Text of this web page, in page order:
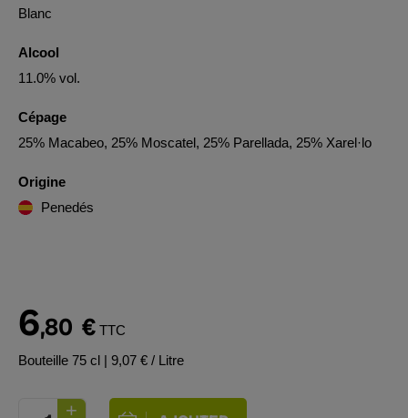
Blanc
Alcool
11.0% vol.
Cépage
25% Macabeo, 25% Moscatel, 25% Parellada, 25% Xarel·lo
Origine
Penedés
6,80 € TTC
Bouteille 75 cl | 9,07 € / Litre